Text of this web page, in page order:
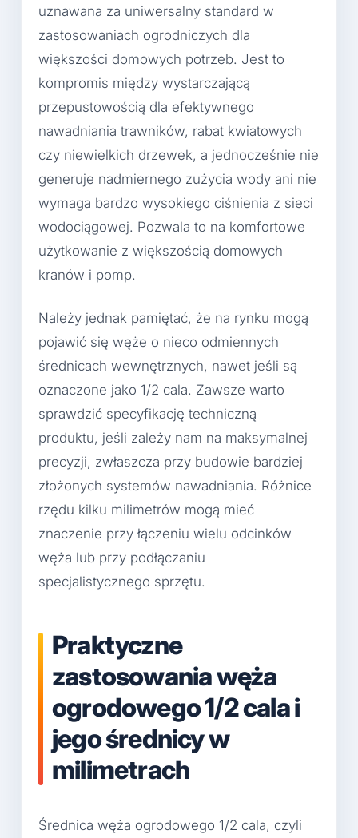
uznawana za uniwersalny standard w
zastosowaniach ogrodniczych dla
większości domowych potrzeb. Jest to
kompromis między wystarczającą
przepustowością dla efektywnego
nawadniania trawników, rabat kwiatowych
czy niewielkich drzewek, a jednocześnie nie
generuje nadmiernego zużycia wody ani nie
wymaga bardzo wysokiego ciśnienia z sieci
wodociągowej. Pozwala to na komfortowe
użytkowanie z większością domowych
kranów i pomp.
Należy jednak pamiętać, że na rynku mogą
pojawić się węże o nieco odmiennych
średnicach wewnętrznych, nawet jeśli są
oznaczone jako 1/2 cala. Zawsze warto
sprawdzić specyfikację techniczną
produktu, jeśli zależy nam na maksymalnej
precyzji, zwłaszcza przy budowie bardziej
złożonych systemów nawadniania. Różnice
rzędu kilku milimetrów mogą mieć
znaczenie przy łączeniu wielu odcinków
węża lub przy podłączaniu
specjalistycznego sprzętu.
Praktyczne
zastosowania węża
ogrodowego 1/2 cala i
jego średnicy w
milimetrach
Średnica węża ogrodowego 1/2 cala, czyli